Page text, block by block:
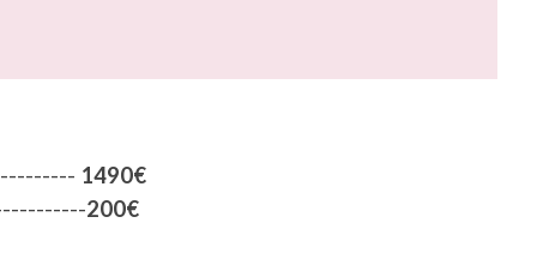
1490€
200€